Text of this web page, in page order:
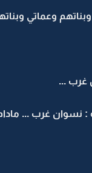
وعماتي
غرب ...
غرب ... مادام